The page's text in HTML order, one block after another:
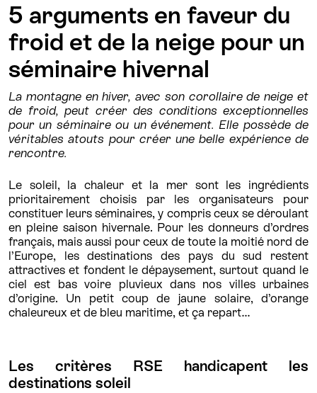
5 arguments en faveur du
froid et de la neige pour un
séminaire hivernal
La montagne en hiver, avec son corollaire de neige et
de froid, peut créer des conditions exceptionnelles
pour un séminaire ou un événement. Elle possède de
véritables atouts pour créer une belle expérience de
rencontre.
Le soleil, la chaleur et la mer sont les ingrédients
prioritairement choisis par les organisateurs pour
constituer leurs séminaires, y compris ceux se déroulant
en pleine saison hivernale. Pour les donneurs d’ordres
français, mais aussi pour ceux de toute la moitié nord de
l’Europe, les destinations des pays du sud restent
attractives et fondent le dépaysement, surtout quand le
ciel est bas voire pluvieux dans nos villes urbaines
d’origine. Un petit coup de jaune solaire, d’orange
chaleureux et de bleu maritime, et ça repart…
Les critères RSE handicapent les
destinations soleil